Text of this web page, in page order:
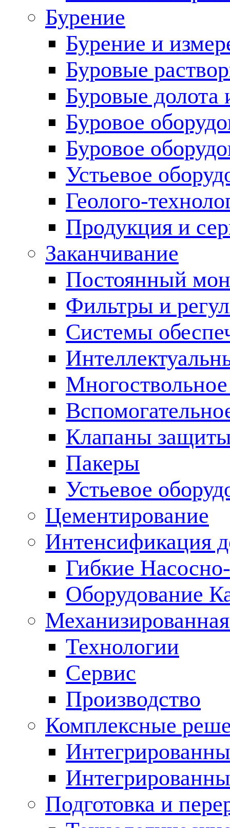
Бурение
Бурение и
Буровые
Буровые долота
Буровое
Буровое
Устьевое
Геолого-
Продукция и
Заканчивание
Постоянный
Фильтры и
Cистемы
Клапаны
Пакеры
Устьевое
Цементирование
Интенсификация
Гибкие
Оборудование
Технологии
Сервис
Производство
Комплексные
Подготовка и